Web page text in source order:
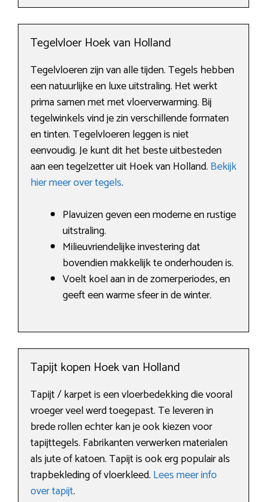
Tegelvloer Hoek van Holland
Tegelvloeren zijn van alle tijden. Tegels hebben
een natuurlijke en luxe uitstraling. Het werkt
prima samen met met vloerverwarming. Bij
tegelwinkels vind je zin verschillende formaten
en tinten. Tegelvloeren leggen is niet
eenvoudig. Je kunt dit het beste uitbesteden
aan een tegelzetter uit Hoek van Holland. Bekijk
hier meer over tegels.
Plavuizen geven een moderne en rustige
uitstraling.
Milieuvriendelijke investering dat
bovendien makkelijk te onderhouden is.
Voelt koel aan in de zomerperiodes, en
geeft een warme sfeer in de winter.
Tapijt kopen Hoek van Holland
Tapijt / karpet is een vloerbedekking die vooral
vroeger veel werd toegepast. Te leveren in
brede rollen echter kan je ook kiezen voor
tapijttegels. Fabrikanten verwerken materialen
als jute of katoen. Tapijt is ook erg populair als
trapbekleding of vloerkleed. Lees meer info
over tapijt.